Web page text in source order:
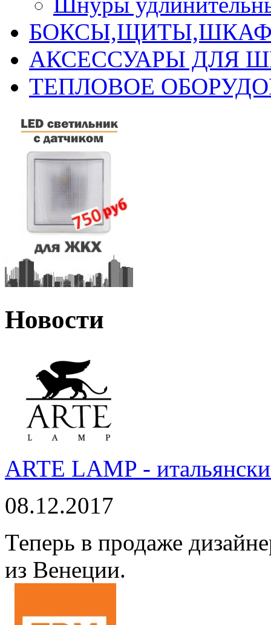
АКСЕССУАРЫ ДЛЯ
ТЕПЛОВОЕ
Новости
ARTE LAMP -
08.12.2017
Теперь в продаже
из Венеции.